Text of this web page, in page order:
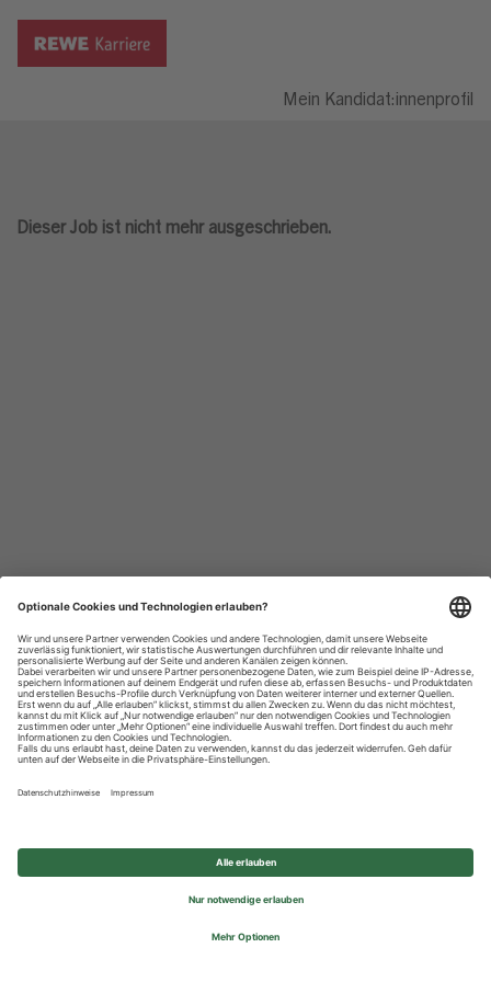
Mein Kandidat:innenprofil
Dieser Job ist nicht mehr ausgeschrieben.
Datenschutzhinweise
Impressum
Privatsphäre-Einstellungen
© 2026 REWE Group - All rights reserved